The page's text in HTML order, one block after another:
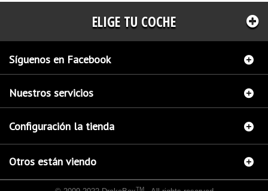
ELIGE TU COCHE
Síguenos en Facebook
Nuestros servicios
Configuración la tienda
Otros están viendo
TM